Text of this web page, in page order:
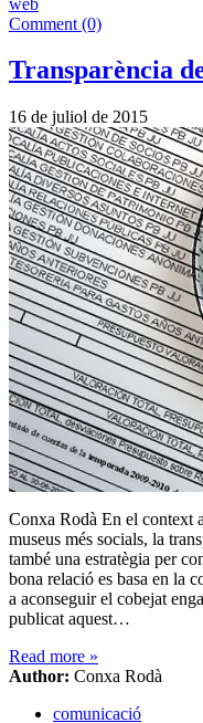
Comment (0)
Transparència
16 de juliol de 2015
Conxa Rodà En el context
museus més socials, la
també una estratègia per
bona relació es basa en la
a aconseguir el cobejat
publicat aquest…
Read more »
Author: Conxa Rodà
comunicació